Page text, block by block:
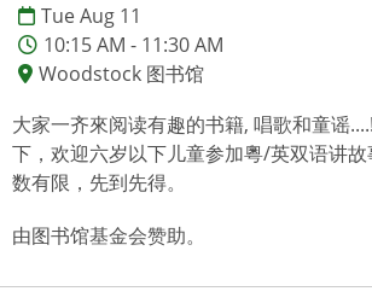
Tue Aug 11
10:15 AM - 11:30 AM
Woodstock 图书馆
大家一齐來阅读有趣的书籍, 唱歌和童谣
下，欢迎六岁以下儿童参加粵/英双语讲故
数有限，先到先得。
由图书馆基金会赞助。